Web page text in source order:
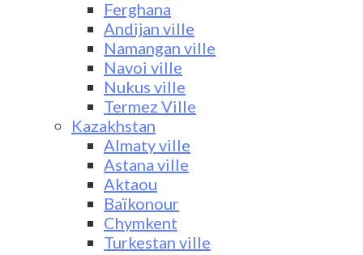
Ferghana
Andijan ville
Namangan ville
Navoi ville
Nukus ville
Termez Ville
Kazakhstan
Almaty ville
Astana ville
Aktaou
Baïkonour
Chymkent
Turkestan ville